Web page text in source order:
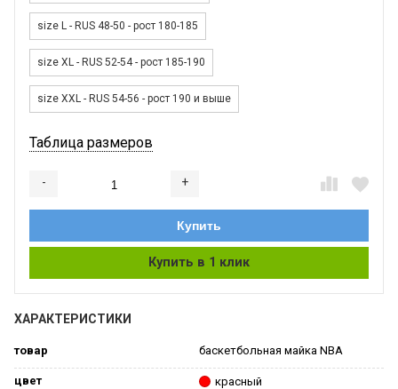
size L - RUS 48-50 - рост 180-185
size XL - RUS 52-54 - рост 185-190
size XXL - RUS 54-56 - рост 190 и выше
Таблица размеров
- +
Купить
Купить в 1 клик
ХАРАКТЕРИСТИКИ
товар баскетбольная майка NBA
цвет красный